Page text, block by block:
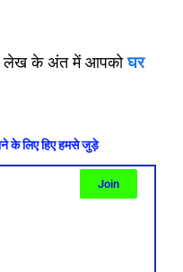
लेख के अंत में आपकोघर
के लिए हिए हमसे जुड़े
Join